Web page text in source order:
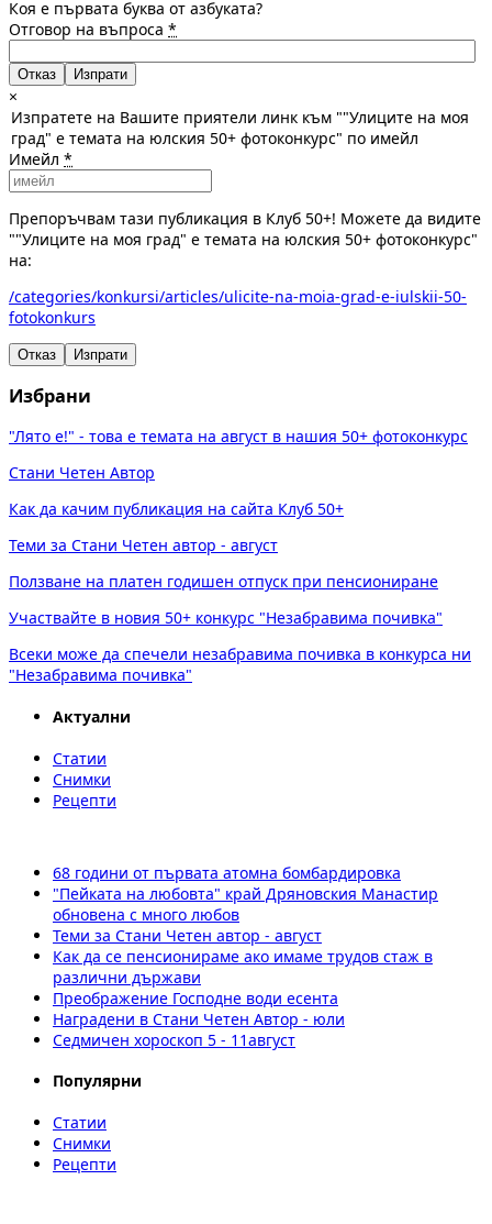
Коя е първата буква от азбуката?
Отговор на въпроса *
Отказ
×
Изпратете на Вашите приятели линк към ""Улиците на моя
град" е темата на юлския 50+ фотоконкурс" по имейл
Имейл *
Препоръчвам тази публикация в Клуб 50+! Можете да видите
""Улиците на моя град" е темата на юлския 50+ фотоконкурс"
на:
/categories/konkursi/articles/ulicite-na-moia-grad-e-iulskii-50-
fotokonkurs
Отказ Изпрати
Избрани
"Лято е!" - това е темата на август в нашия 50+ фотоконкурс
Стани Четен Автор
Как да качим публикация на сайта Клуб 50+
Теми за Стани Четен автор - август
Ползване на платен годишен отпуск при пенсиониране
Участвайте в новия 50+ конкурс "Незабравима почивка"
Всеки може да спечели незабравима почивка в конкурса ни
"Незабравима почивка"
Актуални
Статии
Снимки
Рецепти
68 години от първата атомна бомбардировка
"Пейката на любовта" край Дряновския Манастир
обновена с много любов
Теми за Стани Четен автор - август
Как да се пенсионираме ако имаме трудов стаж в
различни държави
Преображение Господне води есента
Наградени в Стани Четен Автор - юли
Седмичен хороскоп 5 - 11август
Популярни
Статии
Снимки
Рецепти